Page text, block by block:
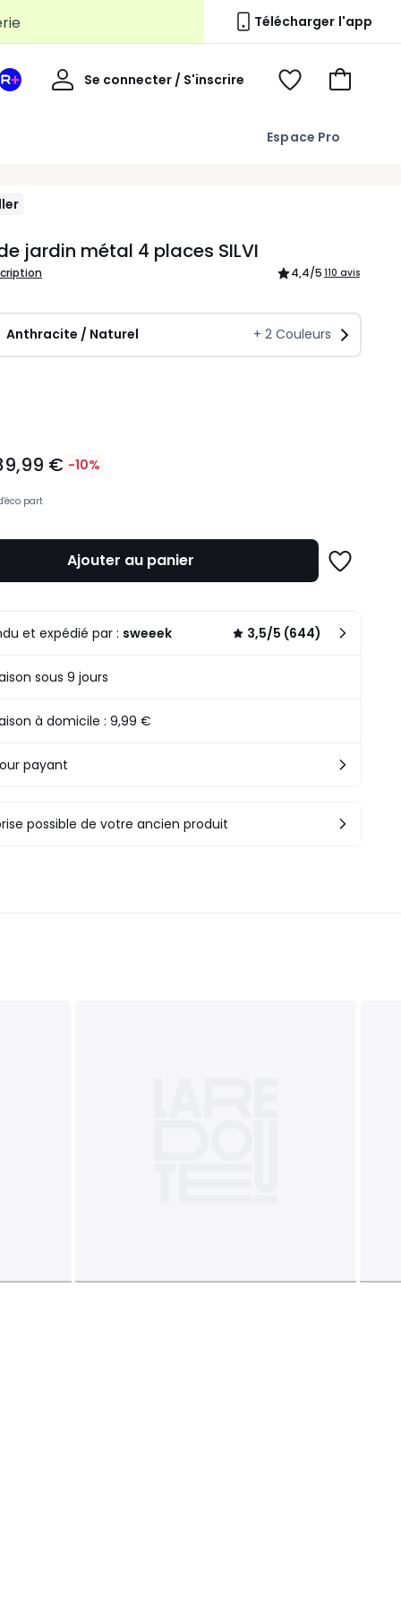
Télécharger l'app
Espace Pro
Mon
Se connecter / S'inscrire
Mon
Voir
Voir
jardin métal 4 places SILVI
4,4/5 110 avis
Anthracite / Naturel + 2Couleurs
€ -10%
part
Ajouter au panier
Ajouter
et expédié par : sweeek 3,5/5 (644)
sous 9 jours
à domicile : 9,99 €
payant
possible de votre ancien produit